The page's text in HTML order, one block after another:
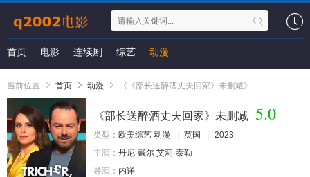
首页 电影 连续剧 综艺 动漫
当前位置 首页 动漫 《《部长送醉酒丈夫回家》未删减》
《部长送醉酒丈夫回家》未删减 5.0
类型： 欧美综艺 动漫 英国
2023
主演： 丹尼·戴尔 艾莉·泰勒
导演： 内详